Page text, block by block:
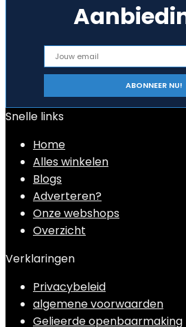
Snelle links
Home
Alles winkelen
Blogs
Adverteren?
Onze webshops
Overzicht
Verklaringen
Privacybeleid
algemene voorwaarden
Gelieerde openbaarmaking